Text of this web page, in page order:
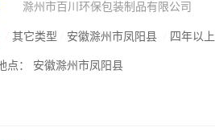
滁州市百川环保包装制品有限公司
其它类型 安徽滁州市凤阳县 四年以上
点： 安徽滁州市凤阳县